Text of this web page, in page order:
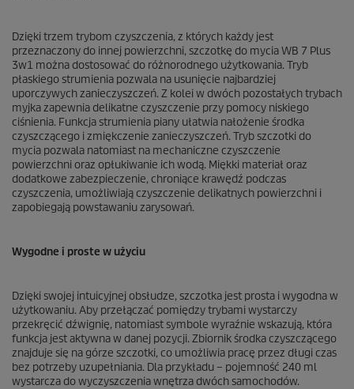
Dzięki trzem trybom czyszczenia, z których każdy jest
przeznaczony do innej powierzchni, szczotkę do mycia WB 7 Plus
3w1 można dostosować do różnorodnego użytkowania. Tryb
płaskiego strumienia pozwala na usunięcie najbardziej
uporczywych zanieczyszczeń. Z kolei w dwóch pozostałych trybach
myjka zapewnia delikatne czyszczenie przy pomocy niskiego
ciśnienia. Funkcja strumienia piany ułatwia nałożenie środka
czyszczącego i zmiękczenie zanieczyszczeń. Tryb szczotki do
mycia pozwala natomiast na mechaniczne czyszczenie
powierzchni oraz opłukiwanie ich wodą. Miękki materiał oraz
dodatkowe zabezpieczenie, chroniące krawędź podczas
czyszczenia, umożliwiają czyszczenie delikatnych powierzchni i
zapobiegają powstawaniu zarysowań.
Wygodne i proste w użyciu
Dzięki swojej intuicyjnej obsłudze, szczotka jest prosta i wygodna w
użytkowaniu. Aby przełączać pomiędzy trybami wystarczy
przekręcić dźwignię, natomiast symbole wyraźnie wskazują, która
funkcja jest aktywna w danej pozycji. Zbiornik środka czyszczącego
znajduje się na górze szczotki, co umożliwia pracę przez długi czas
bez potrzeby uzupełniania. Dla przykładu – pojemność 240 ml
wystarcza do wyczyszczenia wnętrza dwóch samochodów.